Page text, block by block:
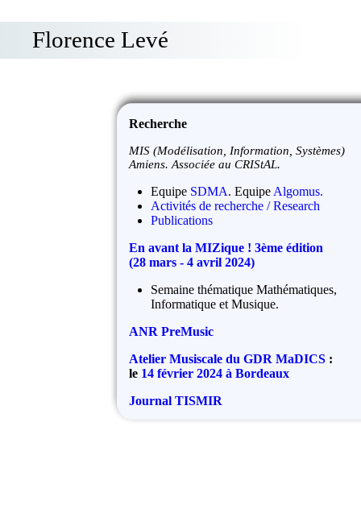
Florence Levé
Recherche
MIS (Modélisation, Information, Systèmes)
Amiens. Associée au CRIStAL.
Equipe SDMA. EquipeAlgomus.
Activités de recherche / Research
Publications
En avant la MIZique ! 3ème édition
(28 mars - 4 avril 2024)
Semaine thématique Mathématiques,
Informatique et Musique.
ANR PreMusic
Atelier Musiscale du GDR MaDICS :
le 14 février 2024 à Bordeaux
Journal TISMIR